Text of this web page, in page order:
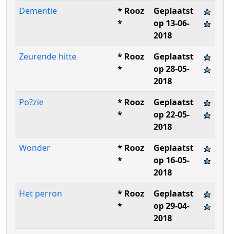
Dementie
* Rooz
*
Geplaatst
op 13-06-
2018
Zeurende hitte
* Rooz
*
Geplaatst
op 28-05-
2018
Po?zie
* Rooz
*
Geplaatst
op 22-05-
2018
Wonder
* Rooz
*
Geplaatst
op 16-05-
2018
Het perron
* Rooz
*
Geplaatst
op 29-04-
2018